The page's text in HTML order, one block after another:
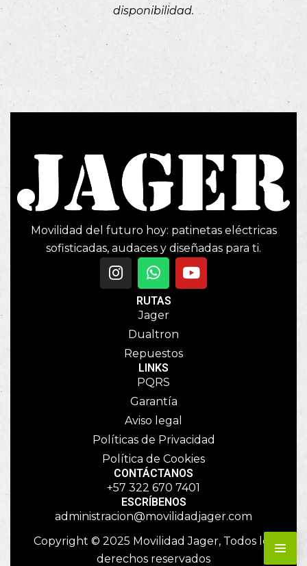
disponibilidad.
Movilidad del futuro hoy: patinetas eléctricas
sofisticadas, audaces y diseñadas para ti.
RUTAS
Jager
Dualtron
Repuestos
LINKS
PQRS
Garantía
Aviso legal
Políticas de Privacidad
Política de Cookies
CONTÁCTANOS
+57 322 670 7401
ESCRÍBENOS
administracion@movilidadjager.com
Copyright © 2025 Movilidad Jager, Todos los
derechos reservados